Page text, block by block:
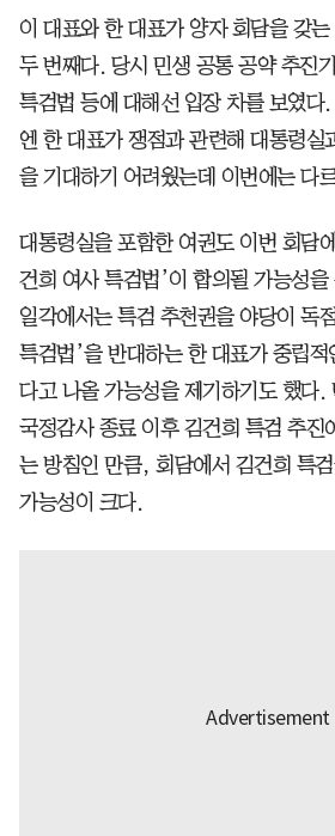
이 대표와 한 대표가 양자 회담을 갖
두 번째다. 당시 민생 공통 공약 추진
특검법 등에 대해선 입장 차를 보였다
엔 한 대표가 쟁점과 관련해 대통령실
을 기대하기 어려웠는데 이번에는 다
대통령실을 포함한 여권도 이번 회담
건희 여사 특검법’이 합의될 가능성
일각에서는 특검 추천권을 야당이 독
특검법’을 반대하는 한 대표가 중립
다고 나올 가능성을 제기하기도 했다.
국정감사 종료 이후 김건희 특검 추진
는 방침인 만큼, 회담에서 김건희 특
가능성이 크다.